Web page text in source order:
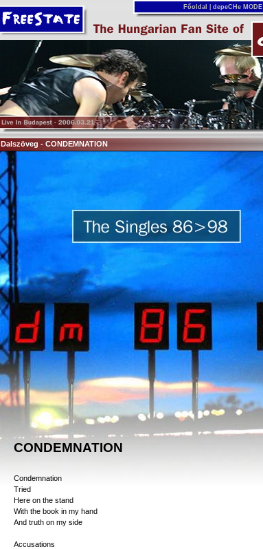
Főoldal depeCHe MODE
Dalszöveg - CONDEMNATION
CONDEMNATION
Condemnation
Tried
Here on the stand
With the book in my hand
And truth on my side
Accusations